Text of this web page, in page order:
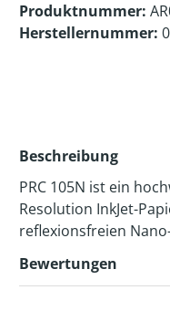
Produktnummer:
Herstellernummer:
Beschreibung
PRC 105N ist ein
Resolution InkJet-
reflexionsfreien
Bewertungen